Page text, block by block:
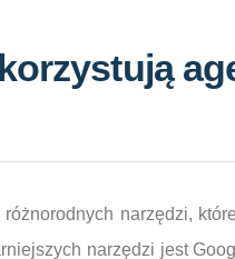
narzędzi,
narzędzi jest